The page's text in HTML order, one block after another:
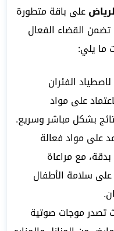
على باقة متطورة
تضمن القضاء الفعال
ما يلي:
الفئران
على مواد
بشكل مباشر وسريع.
على مواد فعالة
مع مراعاة
سلامة الأطفال
تصدر موجات صوتية